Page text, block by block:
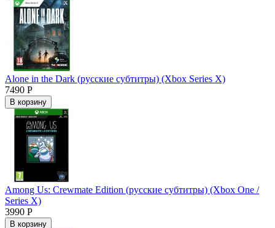
Alone in the Dark (русские субтитры) (Xbox Series X)
7490 Р
В корзину
Among Us: Crewmate Edition (русские субтитры) (Xbox One /
Series X)
3990 Р
В корзину